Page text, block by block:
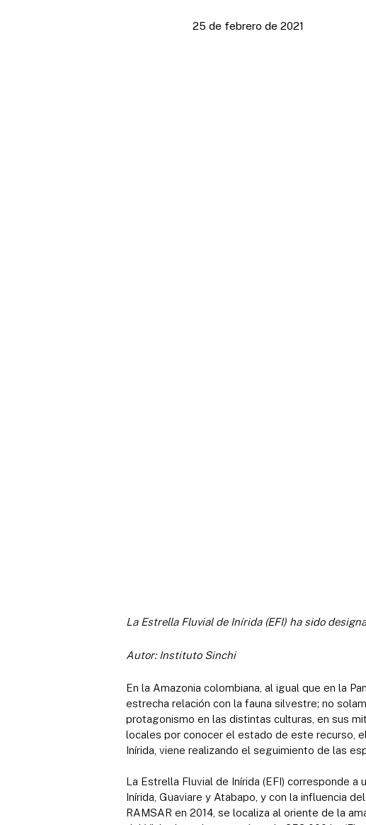
25 de febrero de 2021
La Estrella Fluvial de Inírida (EFI) ha sido
Autor: Instituto Sinchi
En la Amazonia colombiana, al igual que en la
estrecha relación con la fauna silvestre; no
protagonismo en las distintas culturas, en sus
locales por conocer el estado de este recurso,
Inírida, viene realizando el seguimiento de las
La Estrella Fluvial de Inírida (EFI) corresponde
Inírida, Guaviare y Atabapo, y con la influencia
RAMSAR en 2014, se localiza al oriente de la